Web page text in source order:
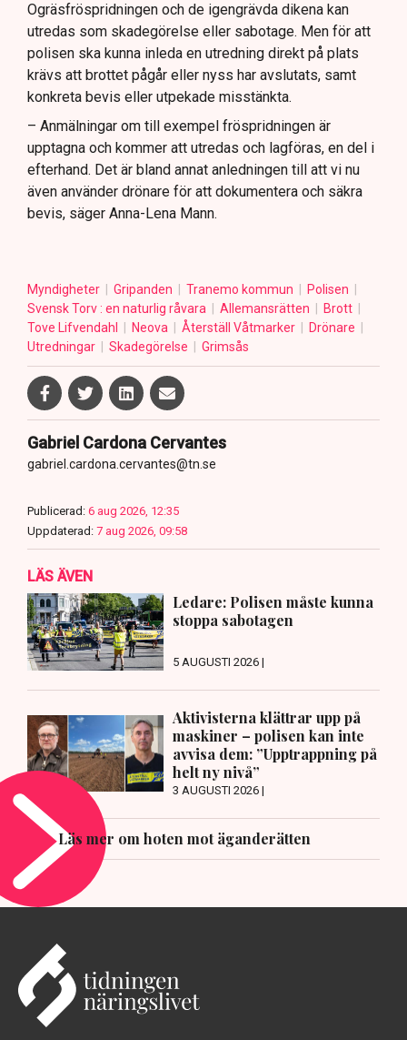
Ogräsfröspridningen och de igengrävda dikena kan
utredas som skadegörelse eller sabotage. Men för att
polisen ska kunna inleda en utredning direkt på plats
krävs att brottet pågår eller nyss har avslutats, samt
konkreta bevis eller utpekade misstänkta.
– Anmälningar om till exempel fröspridningen är
upptagna och kommer att utredas och lagföras, en del i
efterhand. Det är bland annat anledningen till att vi nu
även använder drönare för att dokumentera och säkra
bevis, säger Anna-Lena Mann.
Myndigheter Gripanden Tranemo kommun
Polisen
Svensk Torv : en naturlig råvara
Allemansrätten
Brott
Tove Lifvendahl
Neova Återställ Våtmarker
Drönare
Utredningar
Skadegörelse Grimsås
Gabriel Cardona Cervantes
gabriel.cardona.cervantes@tn.se
Publicerad: 6 aug 2026, 12:35
Uppdaterad: 7 aug 2026, 09:58
LÄS ÄVEN
Ledare: Polisen måste kunna
stoppa sabotagen
5 AUGUSTI 2026 |
Aktivisterna klättrar upp på
maskiner – polisen kan inte
avvisa dem: ”Upptrappning på
helt ny nivå”
3 AUGUSTI 2026 |
Läs mer om hoten mot äganderätten